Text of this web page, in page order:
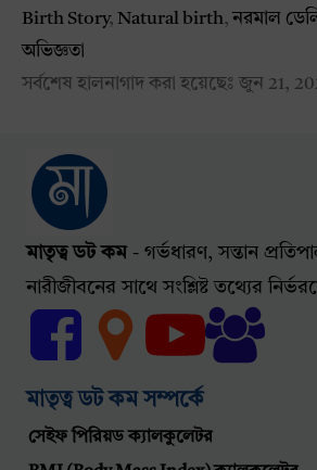
Birth Story, Natural birth,নরমাল
অভিজ্ঞতা
সর্বশেষ হালনাগাদ করা হয়েছেঃ জুন 21,
মাতৃত্ব ডট কম- গর্ভধারণ, সন্তান
নারীজীবনের সাথে সংশ্লিষ্ট তথ্যের
মাতৃত্ব ডট কম সম্পর্কে
সেইফ পিরিয়ড ক্যালকুলেটর